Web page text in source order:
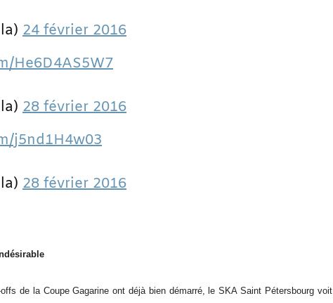
24 février 2016
He6D4AS5W7
28 février 2016
j5nd1H4w03
28 février 2016
de la Coupe Gagarine ont déjà bien démarré, le SKA Saint Pétersbourg voit